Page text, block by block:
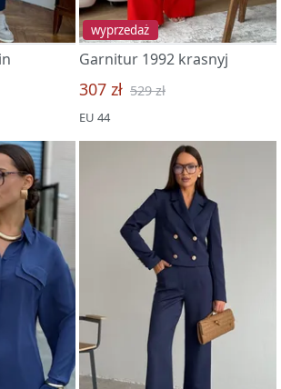
wyprzedaż
Garnitur 1992 krasnyj
307 zł 529 zł
EU 44